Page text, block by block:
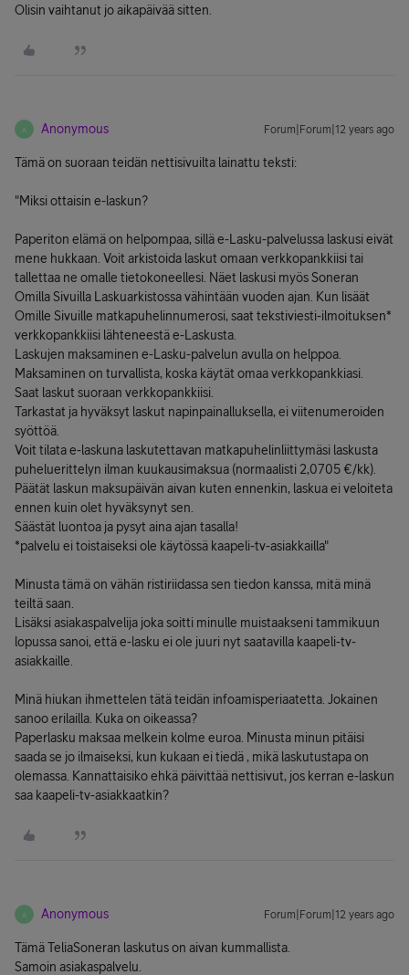
Olisin vaihtanut jo aikapäivää sitten.
A Anonymous Forum|Forum|12 years ago
Tämä on suoraan teidän nettisivuilta lainattu teksti:
"Miksi ottaisin e-laskun?
Paperiton elämä on helpompaa, sillä e-Lasku-palvelussa laskusi eivät
mene hukkaan. Voit arkistoida laskut omaan verkkopankkiisi tai
tallettaa ne omalle tietokoneellesi. Näet laskusi myös Soneran
Omilla Sivuilla Laskuarkistossa vähintään vuoden ajan. Kun lisäät
Omille Sivuille matkapuhelinnumerosi, saat tekstiviesti-ilmoituksen*
verkkopankkiisi lähteneestä e-Laskusta.
Laskujen maksaminen e-Lasku-palvelun avulla on helppoa.
Maksaminen on turvallista, koska käytät omaa verkkopankkiasi.
Saat laskut suoraan verkkopankkiisi.
Tarkastat ja hyväksyt laskut napinpainalluksella, ei viitenumeroiden
syöttöä.
Voit tilata e-laskuna laskutettavan matkapuhelinliittymäsi laskusta
puheluerittelyn ilman kuukausimaksua (normaalisti 2,0705 €/kk).
Päätät laskun maksupäivän aivan kuten ennenkin, laskua ei veloiteta
ennen kuin olet hyväksynyt sen.
Säästät luontoa ja pysyt aina ajan tasalla!
*palvelu ei toistaiseksi ole käytössä kaapeli-tv-asiakkailla"
Minusta tämä on vähän ristiriidassa sen tiedon kanssa, mitä minä
teiltä saan.
Lisäksi asiakaspalvelija joka soitti minulle muistaakseni tammikuun
lopussa sanoi, että e-lasku ei ole juuri nyt saatavilla kaapeli-tv-
asiakkaille.
Minä hiukan ihmettelen tätä teidän infoamisperiaatetta. Jokainen
sanoo erilailla. Kuka on oikeassa?
Paperlasku maksaa melkein kolme euroa. Minusta minun pitäisi
saada se jo ilmaiseksi, kun kukaan ei tiedä , mikä laskutustapa on
olemassa. Kannattaisiko ehkä päivittää nettisivut, jos kerran e-laskun
saa kaapeli-tv-asiakkaatkin?
A Anonymous Forum|Forum|12 years ago
Tämä TeliaSoneran laskutus on aivan kummallista.
Samoin asiakaspalvelu.